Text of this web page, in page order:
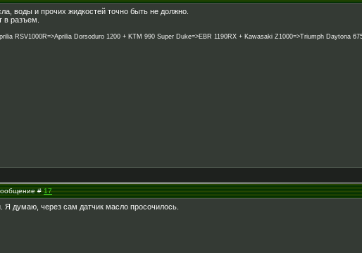
воды и прочих жидкостей точно быть не должно.
в разъем.
RSV1000R=>Aprilia Dorsoduro 1200 + KTM 990 Super Duke=>EBR 1190RX + Kawasaki Z1000=>Triumph Daytona
#17
Я думаю, через сам датчик масло просочилось.